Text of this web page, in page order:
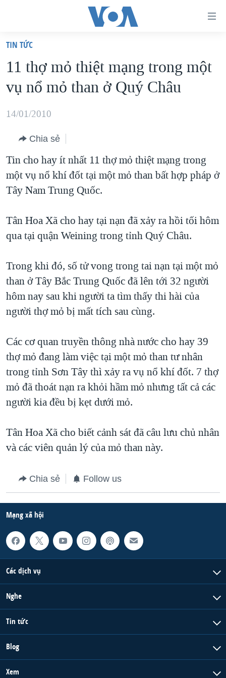
truy
cập
Tới
dung
chính
điều
hướng
chính
tới
"Tìm"
VIỆT NAM
HOA KỲ
BIỂN ĐÔNG
BLOG
DIỄN ĐÀN
MỤC
VẠCH TRẦN TIN GIẢ
NGƯỜI VIỆT HẢI NGOẠI
KINH TẾ
SỨC KHOẺ
THỂ THAO
CHUYÊN ĐỀ
CHIẾN TRANH THƯƠNG MẠI CỦA MỸ: QUÁ KHỨ VÀ HIỆN
MỘT NĂM CHIẾN TRANH TẠI DẢI GAZA
GIẢI MÃ VÀNH ĐAI & CON ĐƯỜNG
NGÀY TỊ NẠN THẾ GIỚI
TRỊNH VĨNH BÌNH - NGƯỜI HẠ 'BÊN THẮNG CUỘC'
GROUND ZERO – XƯA VÀ NAY
CHI PHÍ CHIẾN TRANH AFGHANISTAN
CÁC GIÁ TRỊ CỘNG HÒA Ở VIỆT NAM
THƯỢNG ĐỈNH TRUMP-KIM TẠI VIỆT NAM
TRỊNH VĨNH BÌNH VS. CHÍNH PHỦ VIỆT NAM
NGƯ DÂN VIỆT VÀ LÀN SÓNG TRỘM HẢI SÂM
BÊN KIA QUỐC LỘ: TIẾNG VỌNG TỪ NÔNG THÔN MỸ
HỌC TIẾNG ANH
VIDEO
MẠNG XÃ HỘI
TIN TỨC
11 thợ mỏ thiệt mạng trong một
vụ nổ mỏ than ở Quý Châu
14/01/2010
Chia sẻ
Tin cho hay ít nhất 11 thợ mỏ thiệt mạng trong
một vụ nổ khí đốt tại một mỏ than bất hợp pháp ở
Tây Nam Trung Quốc.
Tân Hoa Xã cho hay tại nạn đã xảy ra hồi tối hôm
qua tại quận Weining trong tỉnh Quý Châu.
Trong khi đó, số tử vong trong tai nạn tại một mỏ
than ở Tây Bắc Trung Quốc đã lên tới 32 người
hôm nay sau khi người ta tìm thấy thi hài của
người thợ mỏ bị mất tích sau cùng.
Các cơ quan truyền thông nhà nước cho hay 39
thợ mỏ đang làm việc tại một mỏ than tư nhân
trong tỉnh Sơn Tây thì xảy ra vụ nổ khí đốt. 7 thợ
mỏ đã thoát nạn ra khỏi hầm mỏ nhưng tất cả các
người kia đều bị kẹt dưới mỏ.
Tân Hoa Xã cho biết cảnh sát đã câu lưu chủ nhân
và các viên quản lý của mỏ than này.
Chia sẻ Follow us
Mạng xã hội
Các dịch vụ
Nghe
Tin tức
Blog
Xem